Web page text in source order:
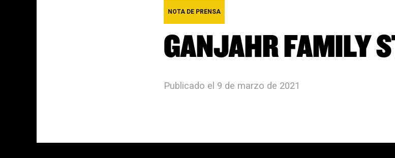
NOTA DE PRENSA
GANJAHR FAMILY
Publicado el 9 de marzo de 2021
Últimas noticias publicadas